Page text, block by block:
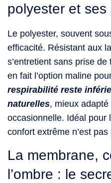
polyester et
Le polyester, souvent
efficacité. Résistant aux
s’entretient sans prise
en fait l’option maline
respirabilité reste
naturelles, mieux
occasionnelle. Idéal pour
confort extrême n’est
La membrane,
l’ombre : le